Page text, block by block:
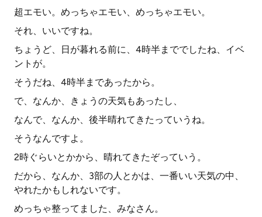
超エモい。めっちゃエモい、めっちゃエモい。
それ、いいですね。
ちょうど、日が暮れる前に、4時半まででしたね、イベ
ントが。
そうだね、4時半まであったから。
で、なんか、きょうの天気もあったし、
なんで、なんか、後半晴れてきたっていうね。
そうなんですよ。
2時ぐらいとかから、晴れてきたぞっていう。
だから、なんか、3部の人とかは、一番いい天気の中、
やれたかもしれないです。
めっちゃ整ってました、みなさん。